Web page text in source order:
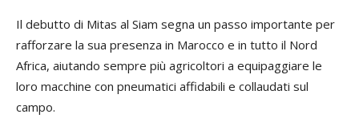
Il debutto di Mitas al Siam segna un passo importante per
rafforzare la sua presenza in Marocco e in tutto il Nord
Africa, aiutando sempre più agricoltori a equipaggiare le
loro macchine con pneumatici affidabili e collaudati sul
campo.